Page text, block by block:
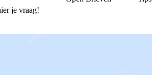
je vraag!